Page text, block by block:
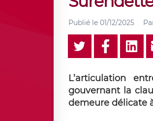
Publié le 01/12/2025
L’articulation
gouvernant la
demeure délicate